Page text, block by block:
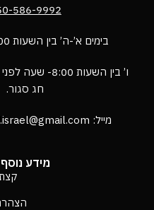
586-9992
בימים א’-ה’ בין השעות 9:00 – 18:00 ,
ו’ בין השעות
חג סגור.
מייל: Luxury.world.israel@gmail.com
מידע נוסף